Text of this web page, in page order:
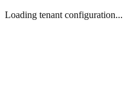
Loading tenant configuration...